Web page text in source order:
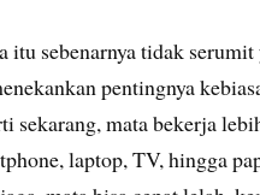
itu sebenarnya tidak
pentingnya
sekarang, mata bekerja
laptop, TV, hingga